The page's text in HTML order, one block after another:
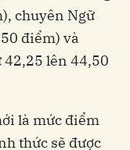
chuyên Ngữ
điểm) và
lên 44,50
là mức điểm
thức sẽ được